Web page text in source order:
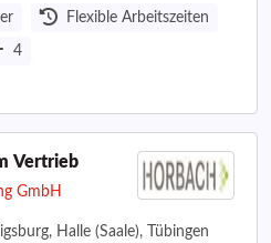
Flexible Arbeitszeiten
4
Vertrieb
GmbH
Halle (Saale), Tübingen